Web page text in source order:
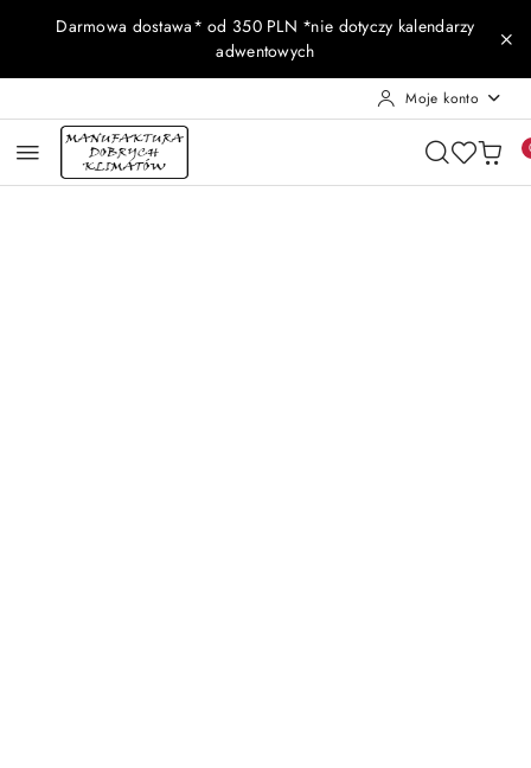
Przejdź do treści głównej
Przejdź do wyszukiwarki
Przejdź do moje konto
Przejdź do menu głównego
Przejdź do opisu produktu
Przejdź do stopki
Darmowa dostawa* od 350 PLN *nie dotyczy kalendarzy
adwentowych
Moje konto